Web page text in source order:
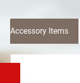
Accessory Items